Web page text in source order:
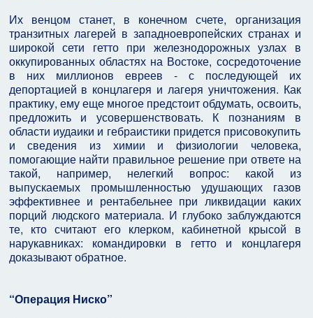
Их венцом станет, в конечном счете, организация
транзитных лагерей в западноевропейских странах и
широкой сети гетто при железнодорожных узлах в
оккупированных областях на Востоке, сосредоточение
в них миллионов евреев - с последующей их
депортацией в концлагеря и лагеря уничтожения. Как
практику, ему еще многое предстоит обдумать, освоить,
предложить и усовершенствовать. К познаниям в
области иудаики и гебраистики придется присовокупить
и сведения из химии и физиологии человека,
помогающие найти правильное решение при ответе на
такой, например, нелегкий вопрос: какой из
выпускаемых промышленностью удушающих газов
эффективнее и рентабельнее при ликвидации каких
порций людского материала. И глубоко заблуждаются
те, кто считают его клерком, кабинетной крысой в
нарукавниках: командировки в гетто и концлагеря
доказывают обратное.
“Операция Ниско”